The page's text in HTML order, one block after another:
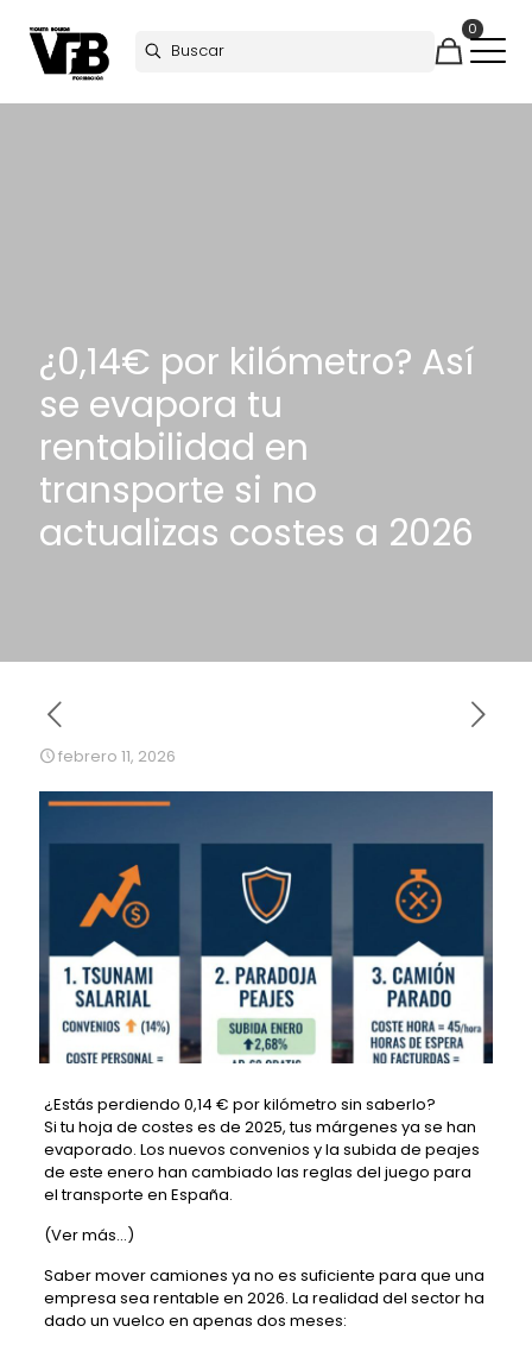
0
¿0,14€ por kilómetro? Así
se evapora tu
rentabilidad en
transporte si no
actualizas costes a 2026
febrero 11, 2026
¿Estás perdiendo 0,14 € por kilómetro sin saberlo?
Si tu hoja de costes es de 2025, tus márgenes ya se han
evaporado. Los nuevos convenios y la subida de peajes
de este enero han cambiado las reglas del juego para
el transporte en España.
(Ver más…)
Saber mover camiones ya no es suficiente para que una
empresa sea rentable en 2026. La realidad del sector ha
dado un vuelco en apenas dos meses: